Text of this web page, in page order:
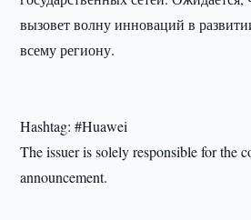
вызовет волну инноваций в
всему региону.
Hashtag: #Huawei
The issuer is solely responsible for the
announcement.